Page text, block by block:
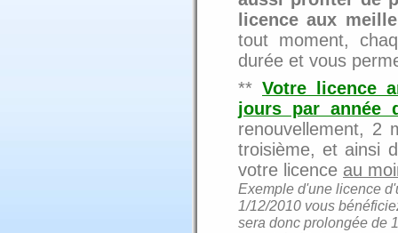
licence aux
tout moment,
durée et vous
** Votre licence
jours par année
renouvellement, 2
troisième, et ainsi
votre licence au
Exemple d'une licence
1/12/2010 vous
sera donc prolongée de